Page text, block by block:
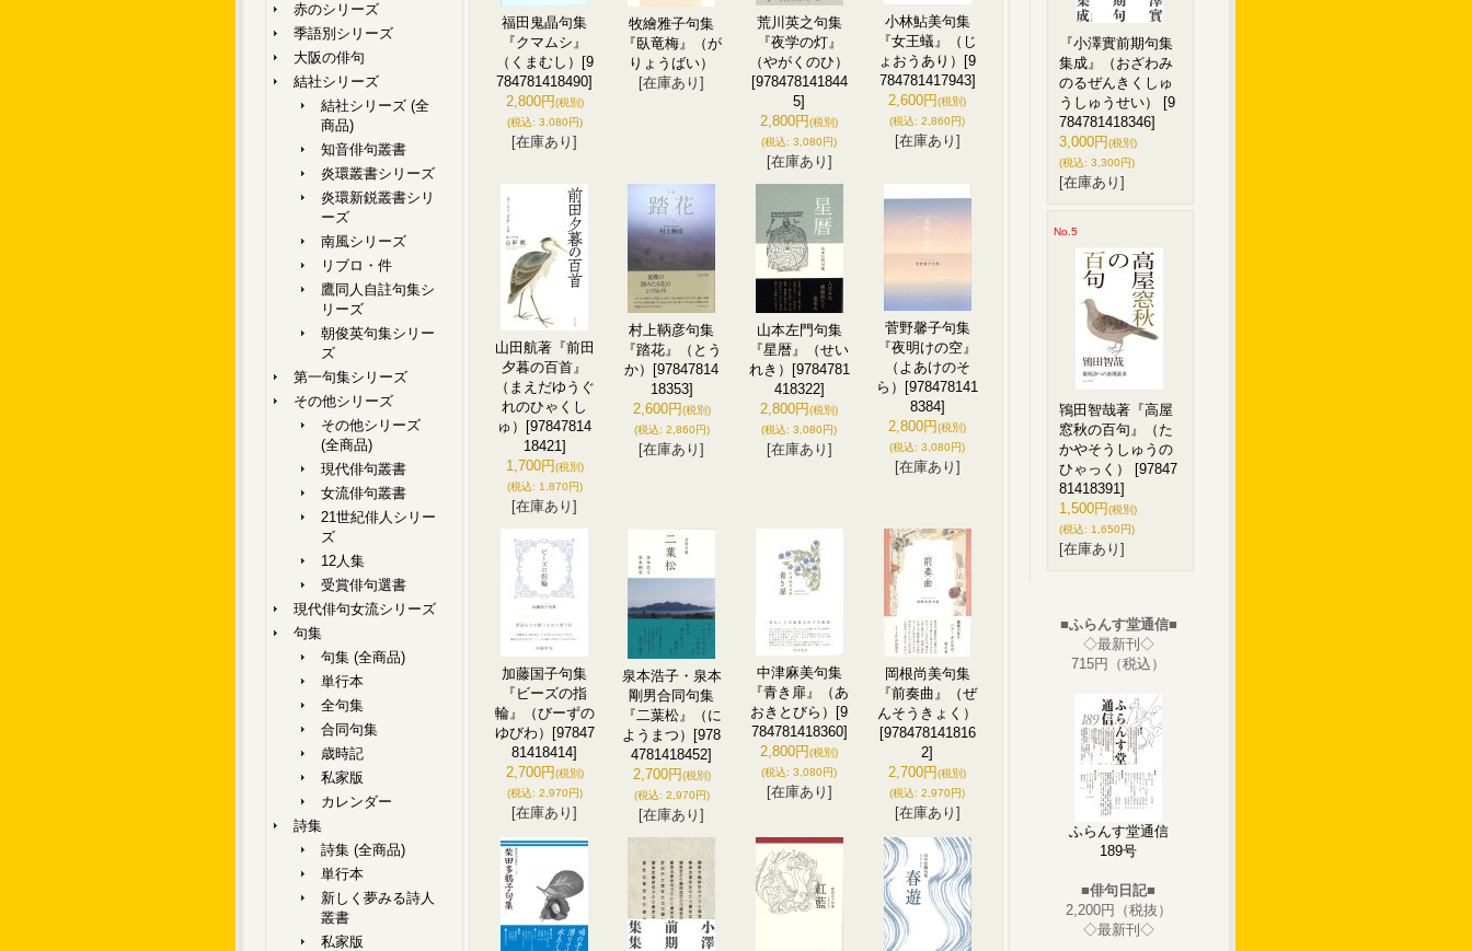
赤のシリーズ
季語別シリーズ
大阪の俳句
結社シリーズ
結社シリーズ (全
商品)
知音俳句叢書
炎環叢書シリーズ
炎環新鋭叢書シリ
ーズ
南風シリーズ
リブロ・件
鷹同人自註句集シ
リーズ
朝俊英句集シリー
ズ
第一句集シリーズ
その他シリーズ
その他シリーズ
(全商品)
現代俳句叢書
女流俳句叢書
21世紀俳人シリー
ズ
12人集
受賞俳句選書
現代俳句女流シリーズ
句集
句集 (全商品)
単行本
全句集
合同句集
歳時記
私家版
カレンダー
詩集
詩集 (全商品)
単行本
新しく夢みる詩人
叢書
私家版
福田鬼晶句集
『クマムシ』
（くまむし）
[9
784781418490]
2,800円(税別)
(税込: 3,080円)
[在庫あり]
牧繪雅子句集
『臥竜梅』（が
りょうばい）
[在庫あり]
荒川英之句集
『夜学の灯』
（やがくのひ）
[978478141844
5]
2,800円(税別)
(税込: 3,080円)
[在庫あり]
小林鮎美句集
『女王蟻』（じ
ょおうあり）
[9
784781417943]
2,600円(税別)
(税込: 2,860円)
[在庫あり]
山田航著『前田
夕暮の百首』
（まえだゆうぐ
れのひゃくし
ゅ）
[97847814
18421]
1,700円(税別)
(税込: 1,870円)
[在庫あり]
村上鞆彦句集
『踏花』（とう
か）
[97847814
18353]
2,600円(税別)
(税込: 2,860円)
[在庫あり]
山本左門句集
『星暦』（せい
れき）
[9784781
418322]
2,800円(税別)
(税込: 3,080円)
[在庫あり]
菅野馨子句集
『夜明けの空』
（よあけのそ
ら）
[978478141
8384]
2,800円(税別)
(税込: 3,080円)
[在庫あり]
加藤国子句集
『ビーズの指
輪』（びーずの
ゆびわ）
[97847
81418414]
2,700円(税別)
(税込: 2,970円)
[在庫あり]
泉本浩子・泉本
剛男合同句集
『二葉松』（に
ようまつ）
[978
4781418452]
2,700円(税別)
(税込: 2,970円)
[在庫あり]
中津麻美句集
『青き扉』（あ
おきとびら）
[9
784781418360]
2,800円(税別)
(税込: 3,080円)
[在庫あり]
岡根尚美句集
『前奏曲』（ぜ
んそうきょく）
[978478141816
2]
2,700円(税別)
(税込: 2,970円)
[在庫あり]
『小澤實前期句集
集成』（おざわみ
のるぜんきくしゅ
うしゅうせい）
[9
784781418346]
3,000円(税別)
(税込: 3,300円)
[在庫あり]
No.5
鴇田智哉著『高屋
窓秋の百句』（た
かやそうしゅうの
ひゃっく）
[97847
81418391]
1,500円(税別)
(税込: 1,650円)
[在庫あり]
■ふらんす堂通信■
◇最新刊◇
715円（税込）
ふらんす堂通信
189号
■俳句日記■
2,200円（税抜）
◇最新刊◇